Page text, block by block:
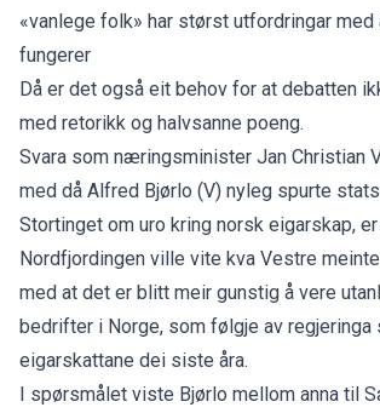
«vanlege folk» har størst utfordringar
fungerer
Då er det også eit behov for at debatten
med retorikk og halvsanne poeng.
Svara som næringsminister Jan Christian
med då Alfred Bjørlo (V) nyleg spurte
Stortinget om uro kring norsk eigarskap,
Nordfjordingen ville vite kva Vestre
med at det er blitt meir gunstig å vere
bedrifter i Norge, som følgje av regjeringa
eigarskattane dei siste åra.
I spørsmålet viste Bjørlo mellom anna til